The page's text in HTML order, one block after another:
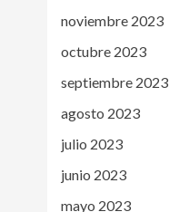
noviembre 2023
octubre 2023
septiembre 2023
agosto 2023
julio 2023
junio 2023
mayo 2023